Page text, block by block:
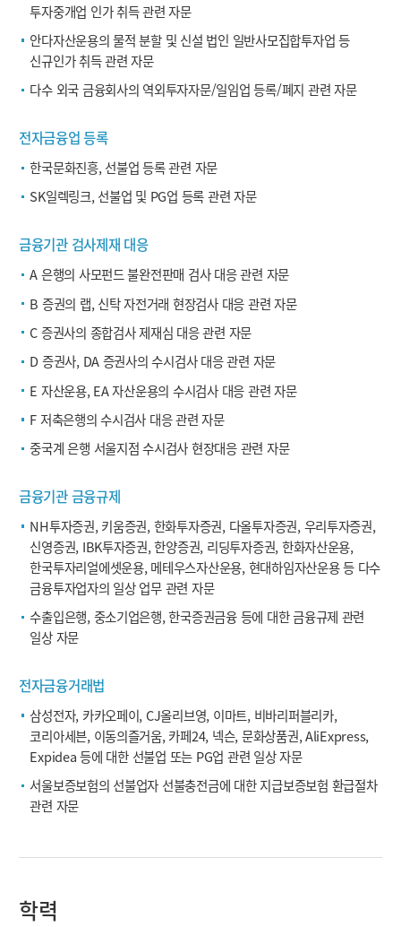
투자중개업 인가 취득 관련 자문
안다자산운용의 물적 분할 및 신설 법인 일반사모집합투자업 등
신규인가 취득 관련 자문
다수 외국 금융회사의 역외투자자문/일임업 등록/폐지 관련 자문
전자금융업 등록
한국문화진흥, 선불업 등록 관련 자문
SK일렉링크, 선불업 및 PG업 등록 관련 자문
금융기관 검사제재 대응
A 은행의 사모펀드 불완전판매 검사 대응 관련 자문
B 증권의 랩, 신탁 자전거래 현장검사 대응 관련 자문
C 증권사의 종합검사 제재심 대응 관련 자문
D 증권사, DA 증권사의 수시검사 대응 관련 자문
E 자산운용, EA 자산운용의 수시검사 대응 관련 자문
F 저축은행의 수시검사 대응 관련 자문
중국계 은행 서울지점 수시검사 현장대응 관련 자문
금융기관 금융규제
NH투자증권, 키움증권, 한화투자증권, 다올투자증권, 우리투자증권,
신영증권, IBK투자증권, 한양증권, 리딩투자증권, 한화자산운용,
한국투자리얼에셋운용, 메테우스자산운용, 현대하임자산운용 등 다수
금융투자업자의 일상 업무 관련 자문
수출입은행, 중소기업은행, 한국증권금융 등에 대한 금융규제 관련
일상 자문
전자금융거래법
삼성전자, 카카오페이, CJ올리브영, 이마트, 비바리퍼블리카,
코리아세븐, 이동의즐거움, 카페24, 넥슨, 문화상품권, AliExpress,
Expidea 등에 대한 선불업 또는 PG업 관련 일상 자문
서울보증보험의 선불업자 선불충전금에 대한 지급보증보험 환급절차
관련 자문
학력